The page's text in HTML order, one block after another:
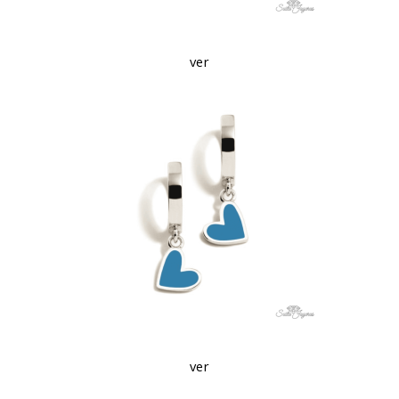
ver
ver